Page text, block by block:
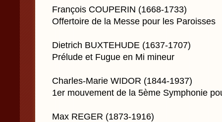
François COUPERIN (1668-1733)
Offertoire de la Messe pour les Paroisses
Dietrich BUXTEHUDE (1637-1707)
Prélude et Fugue en Mi mineur
Charles-Marie WIDOR (1844-1937)
1er mouvement de la 5ème Symphonie
Max REGER (1873-1916)